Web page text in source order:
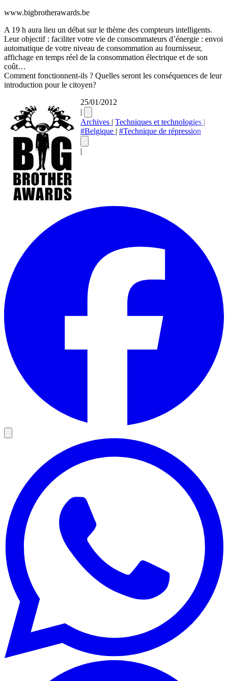
www.bigbrotherawards.be
A 19 h aura lieu un débat sur le thème des compteurs intelligents.
Leur objectif : faciliter votre vie de consommateurs d’énergie : envoi
automatique de votre niveau de consommation au fournisseur,
affichage en temps réel de la consommation électrique et de son
coût…
Comment fonctionnent-ils ? Quelles seront les conséquences de leur
introduction pour le citoyen?
25/01/2012
|
Archives | Techniques et technologies |
#Belgique | #Technique de répression
|